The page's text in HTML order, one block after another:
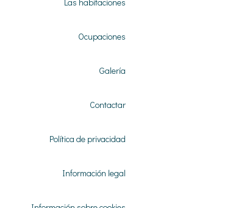
Ocupaciones
Galería
Contactar
Política de privacidad
Información legal